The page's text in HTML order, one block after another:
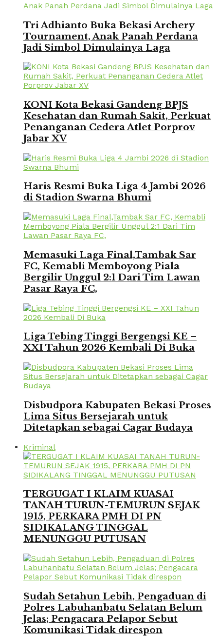
Tri Adhianto Buka Bekasi Archery
Tournament, Anak Panah Perdana
Jadi Simbol Dimulainya Laga
KONI Kota Bekasi Gandeng BPJS
Kesehatan dan Rumah Sakit, Perkuat
Penanganan Cedera Atlet Porprov
Jabar XV
Haris Resmi Buka Liga 4 Jambi 2026
di Stadion Swarna Bhumi
Memasuki Laga Final,Tambak Sar
FC, Kemabli Memboyong Piala
Bergilir Unggul 2:1 Dari Tim Lawan
Pasar Raya FC,
Liga Tebing Tinggi Bergengsi KE –
XXI Tahun 2026 Kembali Di Buka
Disbudpora Kabupaten Bekasi Proses
Lima Situs Bersejarah untuk
Ditetapkan sebagai Cagar Budaya
Kriminal
TERGUGAT I KLAIM KUASAI
TANAH TURUN-TEMURUN SEJAK
1915, PERKARA PMH DI PN
SIDIKALANG TINGGAL
MENUNGGU PUTUSAN
Sudah Setahun Lebih, Pengaduan di
Polres Labuhanbatu Selatan Belum
Jelas; Pengacara Pelapor Sebut
Komunikasi Tidak direspon